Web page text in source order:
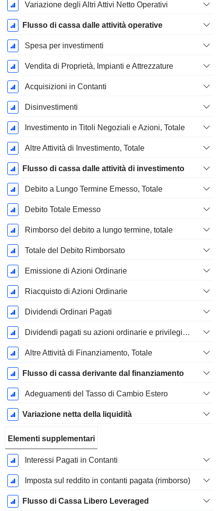
Variazione degli Altri Attivi Netto Operativi
Flusso di cassa dalle attività operative
Spesa per investimenti
Vendita di Proprietà, Impianti e Attrezzature
Acquisizioni in Contanti
Disinvestimenti
Investimento in Titoli Negoziali e Azioni, Totale
Altre Attività di Investimento, Totale
Flusso di cassa dalle attività di investimento
Debito a Lungo Termine Emesso, Totale
Debito Totale Emesso
Rimborso del debito a lungo termine, totale
Totale del Debito Rimborsato
Emissione di Azioni Ordinarie
Riacquisto di Azioni Ordinarie
Dividendi Ordinari Pagati
Dividendi pagati su azioni ordinarie e privilegiate
Altre Attività di Finanziamento, Totale
Flusso di cassa derivante dal finanziamento
Adeguamenti del Tasso di Cambio Estero
Variazione netta della liquidità
Elementi supplementari
Interessi Pagati in Contanti
Imposta sul reddito in contanti pagata (rimborso)
Flusso di Cassa Libero Leveraged